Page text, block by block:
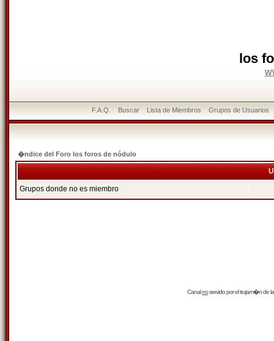
los
F.A.Q. Buscar Lista de Miembros Grupos de Usuarios
�ndice del Foro los foros de nódulo
Grupos donde no es miembro
Canalrssservido por eltrujam�nde